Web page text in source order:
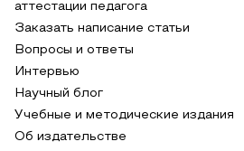
аттестации педагога
Заказать написание статьи
Вопросы и ответы
Интервью
Научный блог
Учебные и методические издания
Об издательстве